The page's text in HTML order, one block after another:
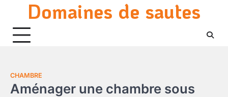
content
Domaines de sautes
CHAMBRE
Aménager une chambre sous